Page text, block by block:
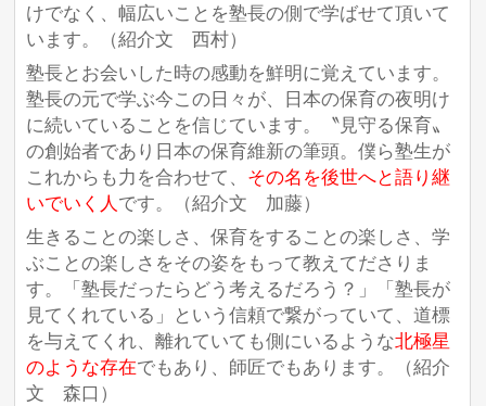
けでなく、幅広いことを塾長の側で学ばせて頂いて
います。（紹介文 西村）
塾長とお会いした時の感動を鮮明に覚えています。
塾長の元で学ぶ今この日々が、日本の保育の夜明け
に続いていることを信じています。〝見守る保育〟
の創始者であり日本の保育維新の筆頭。僕ら塾生が
これからも力を合わせて、 その名を後世へと語り継
いでいく人 です。（紹介文 加藤）
生きることの楽しさ、保育をすることの楽しさ、学
ぶことの楽しさをその姿をもって教えてださりま
す。「塾長だったらどう考えるだろう？」「塾長が
見てくれている」という信頼で繋がっていて、道標
を与えてくれ、離れていても側にいるような北極星
のような存在でもあり、師匠でもあります。（紹介
文 森口）